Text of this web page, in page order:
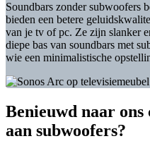
Soundbars zonder subwoofers
bieden een betere
van je tv of pc. Ze zijn slanker
diepe bas van soundbars met
wie een minimalistische
Benieuwd naar
aan subwoofers?